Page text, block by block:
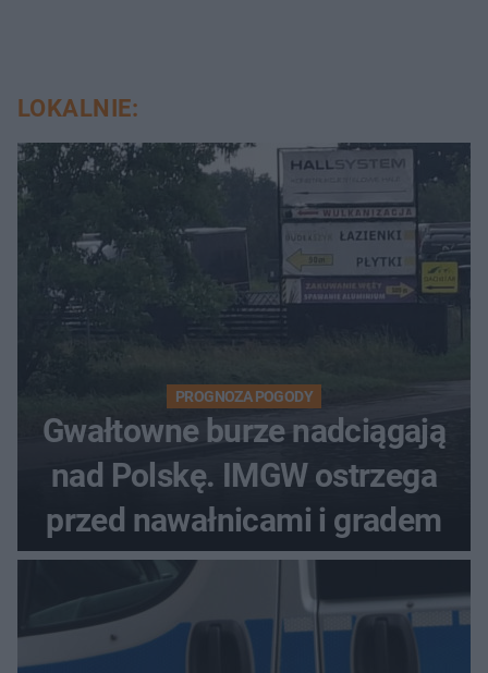
LOKALNIE:
PROGNOZA POGODY
Gwałtowne burze nadciągają
nad Polskę. IMGW ostrzega
przed nawałnicami i gradem